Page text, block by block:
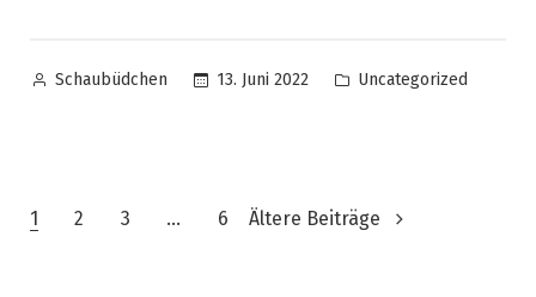
Schaubüdchen 13. Juni 2022 Uncategorized
1 2 3 … 6 Ältere Beiträge